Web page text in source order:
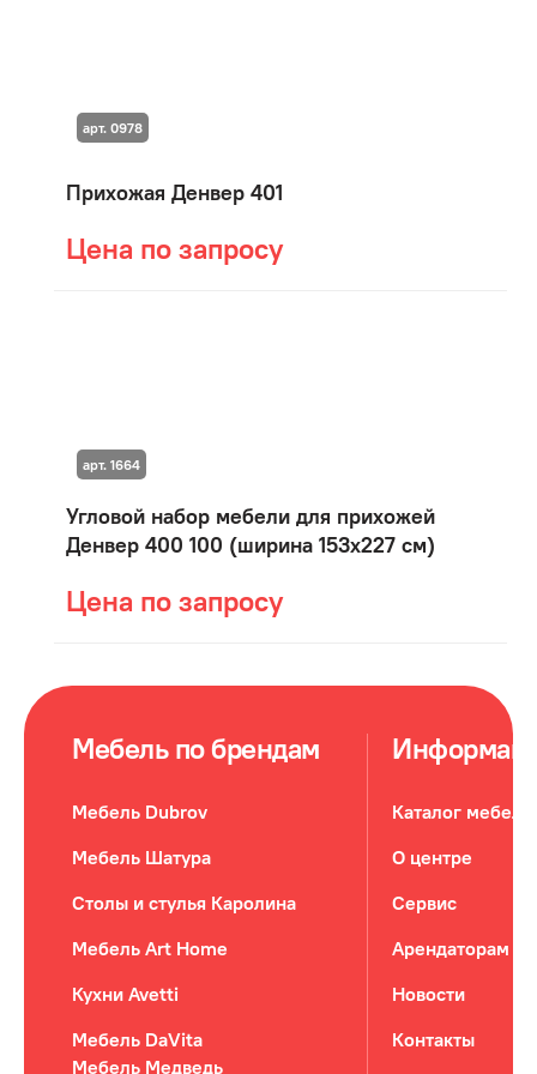
Прихожая Денвер 401
Цена по запросу
арт. 0978
Угловой набор мебели для прихожей
Денвер 400 100 (ширина 153х227 см)
Цена по запросу
арт. 1664
Мебель по брендам
Мебель Dubrov
Мебель Шатура
Столы и стулья Каролина
Мебель Art Home
Кухни Avetti
Мебель DaVita
Мебель Медведь
Каталог мебели
О центре
Сервис
Арендаторам
Новости
Контакты